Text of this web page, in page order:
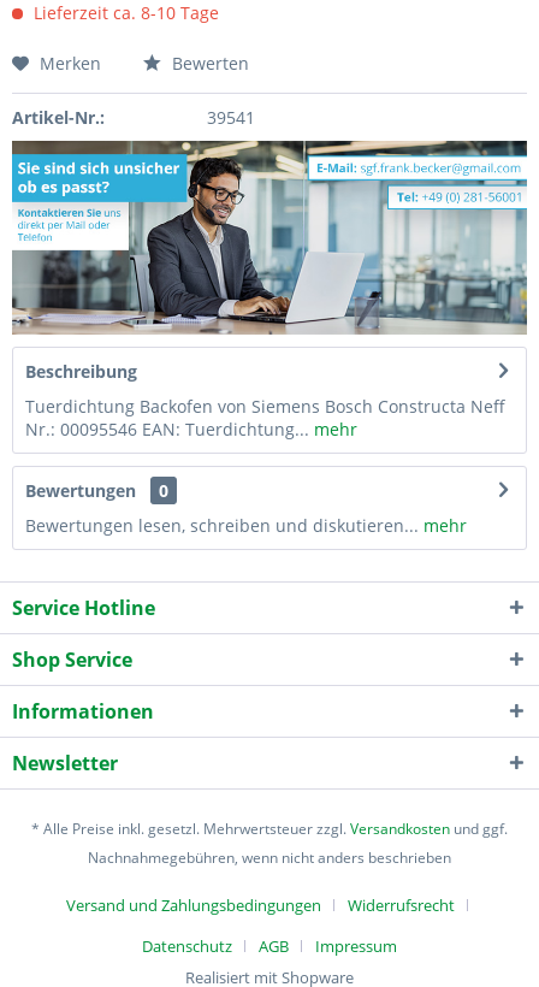
Lieferzeit ca. 8-10 Tage
Merken Bewerten
Artikel-Nr.: 39541
Beschreibung
Tuerdichtung Backofen von Siemens Bosch Constructa Neff
Nr.: 00095546 EAN: Tuerdichtung... mehr
Bewertungen
0
Bewertungen lesen, schreiben und diskutieren... mehr
Service Hotline
Shop Service
Informationen
Newsletter
* Alle Preise inkl. gesetzl. Mehrwertsteuer zzgl.Versandkosten und ggf.
Nachnahmegebühren, wenn nicht anders beschrieben
Versand und Zahlungsbedingungen
Widerrufsrecht
Datenschutz
AGB
Impressum
Realisiert mit Shopware